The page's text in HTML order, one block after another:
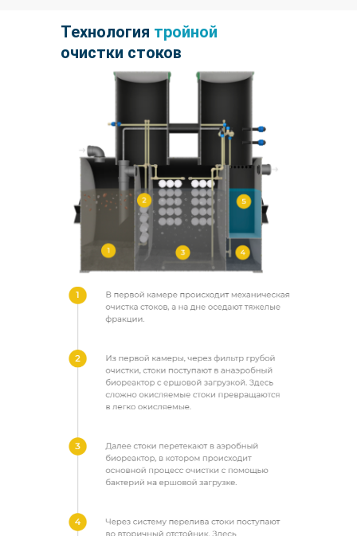
Технология тройной
очистки стоков